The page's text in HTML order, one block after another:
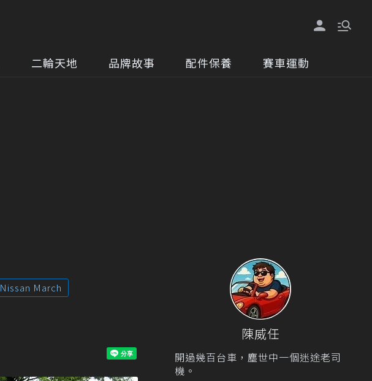
二輪天地 品牌故事 配件保養 賽車運動
Nissan March
陳威任
開過幾百台車，塵世中一個迷途老司
機。